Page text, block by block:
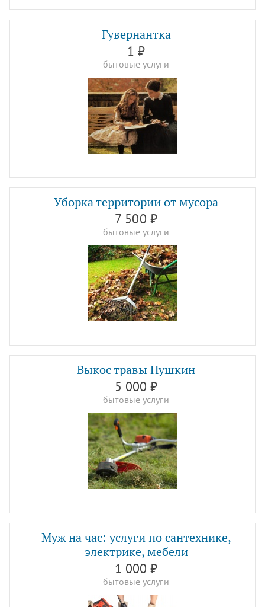
Гувернантка
1 ₽
бытовые услуги
Уборка территории от мусора
7 500 ₽
бытовые услуги
Выкос травы Пушкин
5 000 ₽
бытовые услуги
Муж на час: услуги по сантехнике,
электрике, мебели
1 000 ₽
бытовые услуги